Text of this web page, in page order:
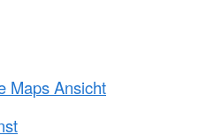
Maps Ansicht